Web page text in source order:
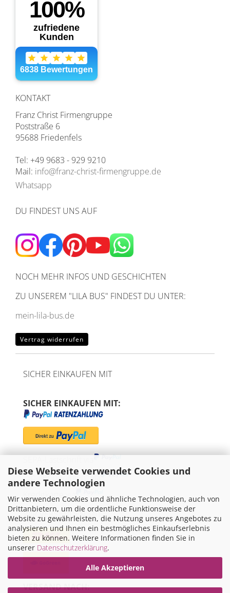
Diese Webseite verwendet Cookies und
andere Technologien
Wir verwenden Cookies und ähnliche Technologien, auch von
Drittanbietern, um die ordentliche Funktionsweise der
Website zu gewährleisten, die Nutzung unseres Angebotes zu
analysieren und Ihnen ein bestmögliches Einkaufserlebnis
bieten zu können. Weitere Informationen finden Sie in
unserer Datenschutzerklärung.
Alle Akzeptieren
KONTAKT
Franz Christ Firmengruppe
Poststraße 6
95688 Friedenfels
Tel: +49 9683 - 929 9210
Mail: info@franz-christ-firmengruppe.de
Whatsapp
DU FINDEST UNS AUF
NOCH MEHR INFOS UND GESCHICHTEN
ZU UNSEREM "LILA BUS" FINDEST DU UNTER:
mein-lila-bus.de
Vertrag widerrufen
SICHER EINKAUFEN MIT
SICHER EINKAUFEN MIT:
"Später bezahlen" via
Kreditkarte via
WIR VERSENDEN MIT
VERSAND NACH: